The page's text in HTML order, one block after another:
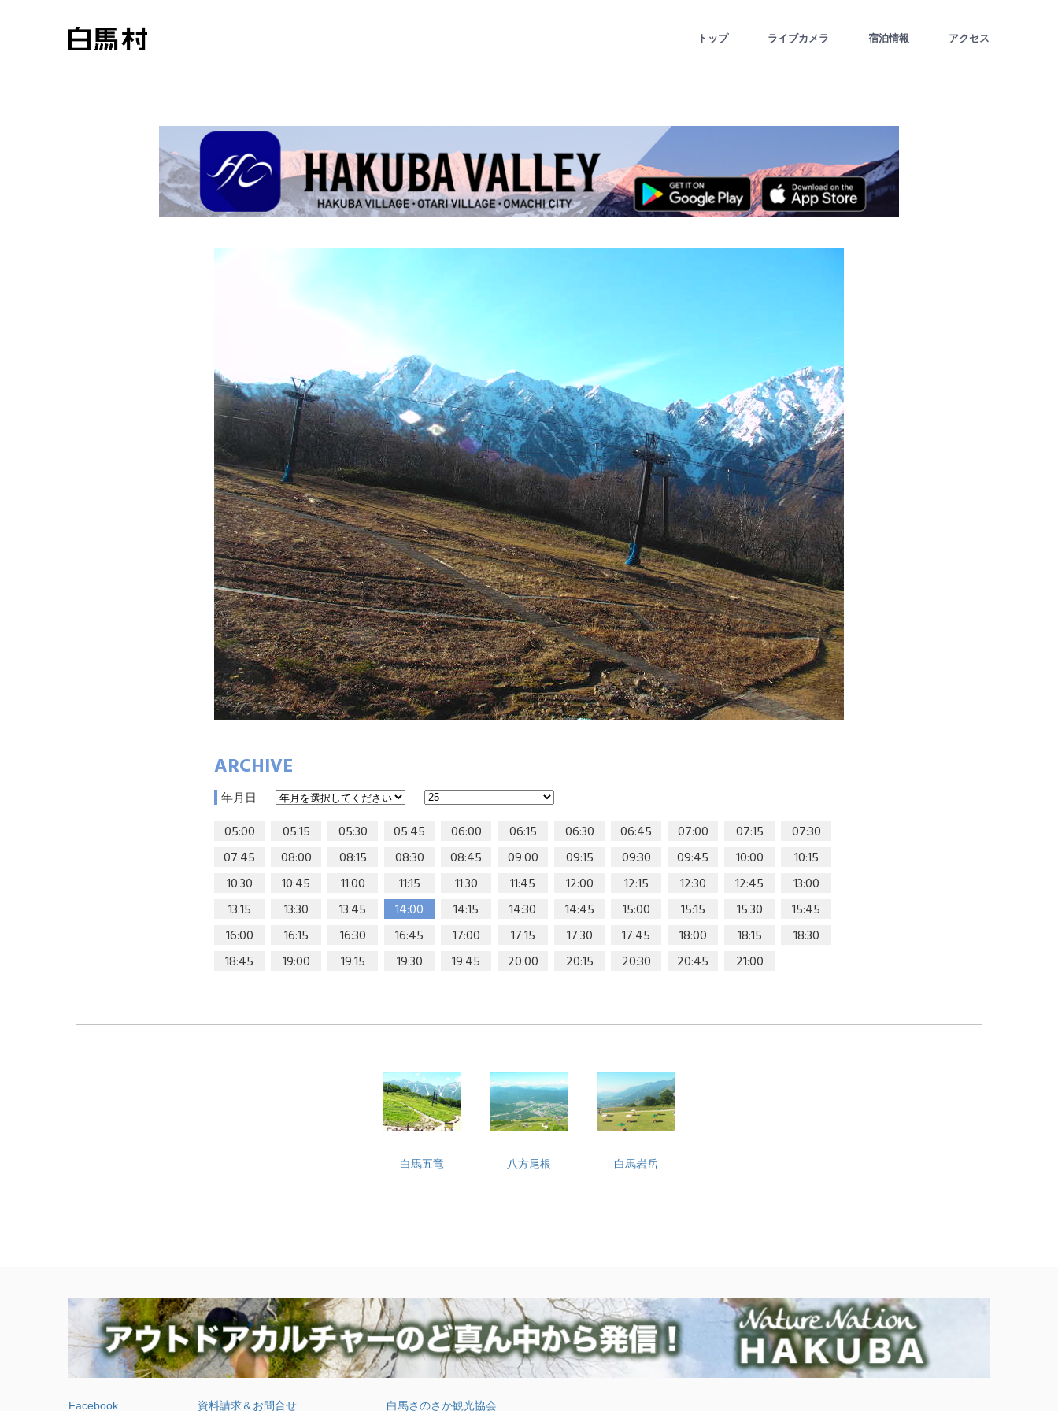
トップ ライブカメラ 宿泊情報 アクセス
ARCHIVE
年月日
05:00 05:15 05:30 05:45 06:00 06:15 06:30 06:45 07:00 07:15
07:30
07:45
08:00 08:15 08:30 08:45 09:00 09:15 09:30 09:45 10:00
10:15
10:30
10:45 11:00 11:15 11:30 11:45 12:00 12:15 12:30 12:45
13:00
13:15
13:30 13:45 14:00 14:15 14:30 14:45 15:00 15:15 15:30
15:45
16:00
16:15 16:30 16:45 17:00 17:15 17:30 17:45 18:00 18:15
18:30
18:45
19:00 19:15 19:30 19:45 20:00 20:15 20:30 20:45 21:00
白馬五竜 八方尾根 白馬岩岳